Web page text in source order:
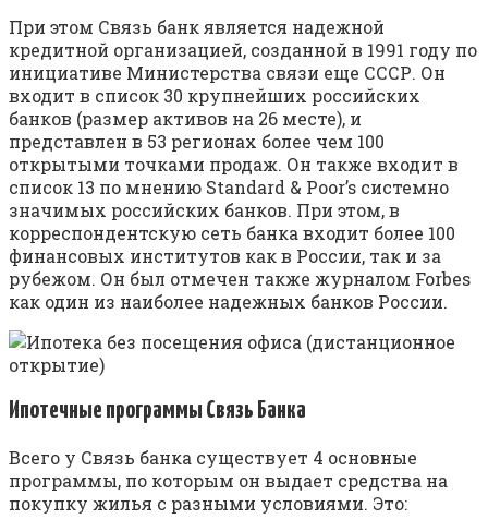
При этом Связь банк является надежной
кредитной организацией, созданной в 1991 году по
инициативе Министерства связи еще СССР. Он
входит в список 30 крупнейших российских
банков (размер активов на 26 месте), и
представлен в 53 регионах более чем 100
открытыми точками продаж. Он также входит в
список 13 по мнению Standard & Poor’s системно
значимых российских банков. При этом, в
корреспондентскую сеть банка входит более 100
финансовых институтов как в России, так и за
рубежом. Он был отмечен также журналом Forbes
как один из наиболее надежных банков России.
Ипотечные программы Связь Банка
Всего у Связь банка существует 4 основные
программы, по которым он выдает средства на
покупку жилья с разными условиями. Это: